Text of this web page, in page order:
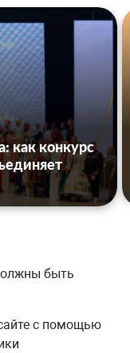
как конкурс
быть
с помощью